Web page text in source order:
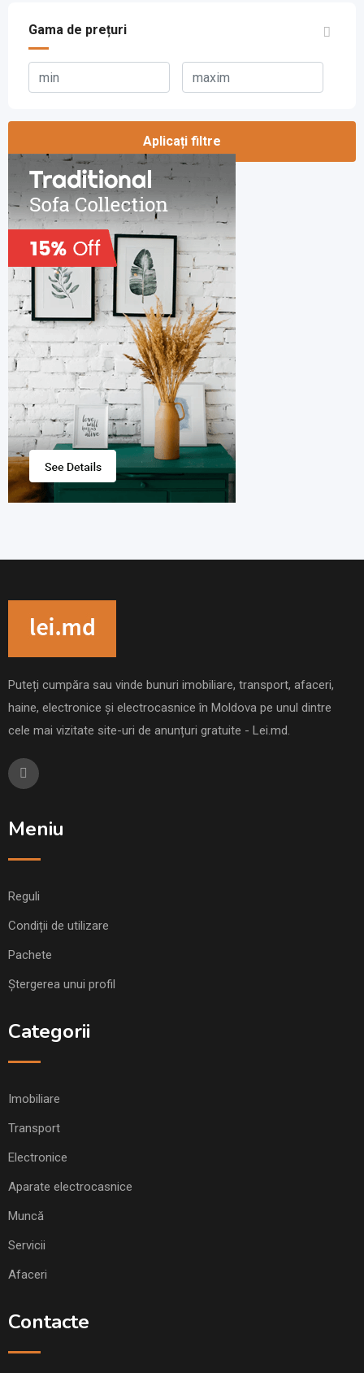
Gama de prețuri
Aplicați filtre
Puteți cumpăra sau vinde bunuri imobiliare, transport, afaceri,
haine, electronice și electrocasnice în Moldova pe unul dintre
cele mai vizitate site-uri de anunțuri gratuite - Lei.md.
Meniu
Reguli
Condiții de utilizare
Pachete
Ștergerea unui profil
Categorii
Imobiliare
Transport
Electronice
Aparate electrocasnice
Muncă
Servicii
Afaceri
Contacte